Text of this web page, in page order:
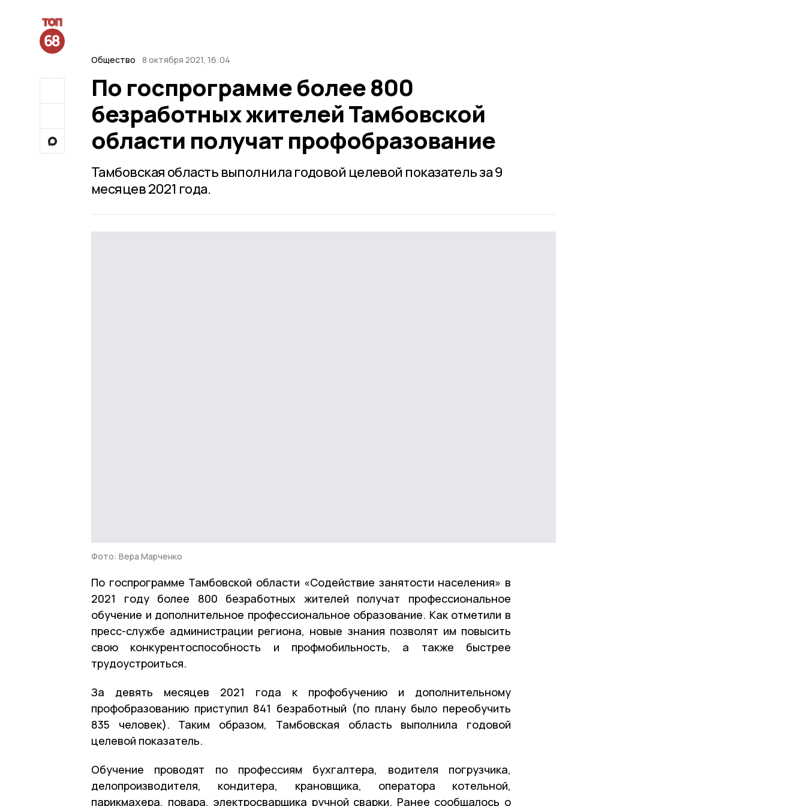
Общество 8 октября 2021, 16:04
По госпрограмме более 800
безработных жителей Тамбовской
области получат профобразование
Тамбовская область выполнила годовой целевой показатель за 9
месяцев 2021 года.
Фото: Вера Марченко
По госпрограмме Тамбовской области «Содействие занятости населения» в
2021 году более 800 безработных жителей получат профессиональное
обучение и дополнительное профессиональное образование. Как отметили в
пресс-службе администрации региона, новые знания позволят им повысить
свою конкурентоспособность и профмобильность, а также быстрее
трудоустроиться.
За девять месяцев 2021 года к профобучению и дополнительному
профобразованию приступил 841 безработный (по плану было переобучить
835 человек). Таким образом, Тамбовская область выполнила годовой
целевой показатель.
Обучение проводят по профессиям бухгалтера, водителя погрузчика,
делопроизводителя, кондитера, крановщика, оператора котельной,
парикмахера, повара, электросварщика ручной сварки. Ранее сообщалось о